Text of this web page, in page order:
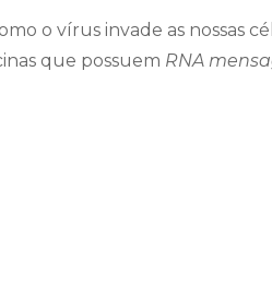
o vírus invade as nossas
que possuem RNA